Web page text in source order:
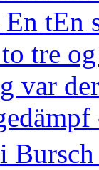
En tEn
tre
var